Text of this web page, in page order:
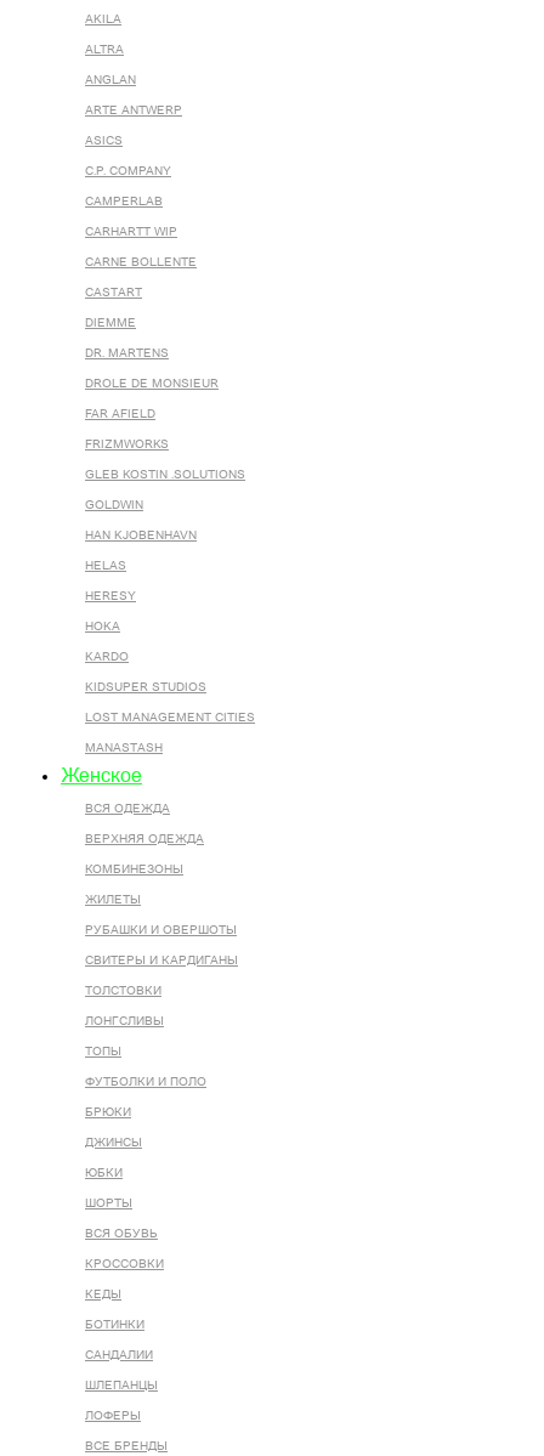
AKILA
ALTRA
ANGLAN
ARTE ANTWERP
ASICS
C.P. COMPANY
CAMPERLAB
CARHARTT WIP
CARNE BOLLENTE
CASTART
DIEMME
DR. MARTENS
DROLE DE MONSIEUR
FAR AFIELD
FRIZMWORKS
GLEB KOSTIN .SOLUTIONS
GOLDWIN
HAN KJOBENHAVN
HELAS
HERESY
HOKA
KARDO
KIDSUPER STUDIOS
LOST MANAGEMENT CITIES
MANASTASH
Женское
ВСЯ ОДЕЖДА
ВЕРХНЯЯ ОДЕЖДА
КОМБИНЕЗОНЫ
ЖИЛЕТЫ
РУБАШКИ И ОВЕРШОТЫ
СВИТЕРЫ И КАРДИГАНЫ
ТОЛСТОВКИ
ЛОНГСЛИВЫ
ТОПЫ
ФУТБОЛКИ И ПОЛО
БРЮКИ
ДЖИНСЫ
ЮБКИ
ШОРТЫ
ВСЯ ОБУВЬ
КРОССОВКИ
КЕДЫ
БОТИНКИ
САНДАЛИИ
ШЛЕПАНЦЫ
ЛОФЕРЫ
ВСЕ БРЕНДЫ